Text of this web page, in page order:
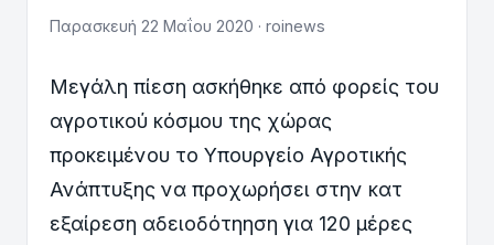
Παρασκευή 22 Μαΐου 2020 · roinews
Μεγάλη πίεση ασκήθηκε από φορείς του
αγροτικού κόσμου της χώρας
προκειμένου το Υπουργείο Αγροτικής
Ανάπτυξης να προχωρήσει στην κατ
εξαίρεση αδειοδότηηση για 120 μέρες